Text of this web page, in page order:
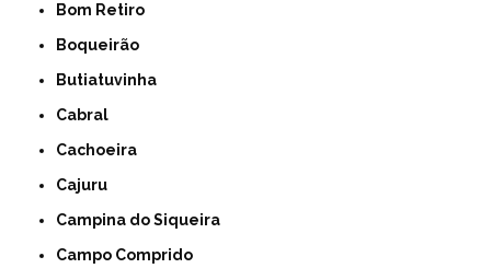
Bom Retiro
Boqueirão
Butiatuvinha
Cabral
Cachoeira
Cajuru
Campina do Siqueira
Campo Comprido